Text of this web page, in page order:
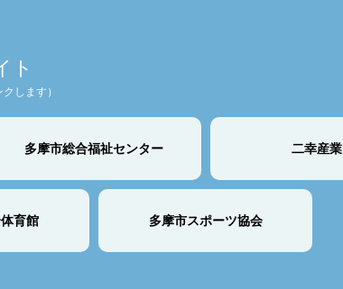
ト
します）
多摩市総合福祉センター 二幸産業
育館 多摩市スポーツ協会